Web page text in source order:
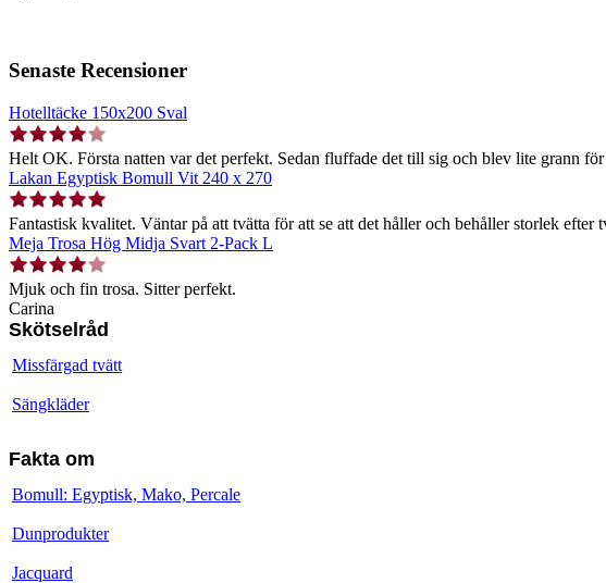
Senaste Recensioner
Hotelltäcke 150x200 Sval
Helt OK. Första natten var det perfekt. Sedan fluffade det till sig och blev lite grann
Lakan Egyptisk Bomull Vit 240 x 270
Fantastisk kvalitet. Väntar på att tvätta för att se att det håller och behåller storlek efter
Meja Trosa Hög Midja Svart 2-Pack L
Mjuk och fin trosa. Sitter perfekt.
Carina
Skötselråd
Missfärgad tvätt
Sängkläder
Fakta om
Bomull: Egyptisk, Mako, Percale
Dunprodukter
Jacquard